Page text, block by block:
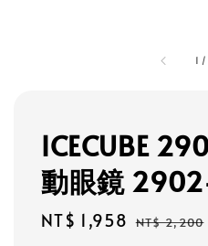
1 /
ICECUBE
動眼鏡
Sale
NT$ 1,958 Regular
NT$ 2,200